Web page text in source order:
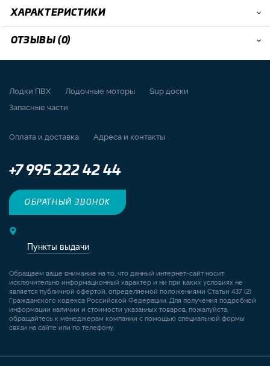
ХАРАКТЕРИСТИКИ
ОТЗЫВЫ (0)
Лодки ПВХ Лодочные моторы
Sup доски
Запасные части
Оплата и доставка Адреса и контакты
+7 995 222 42 44
ОБРАТНЫЙ ЗВОНОК
Пункты выдачи
Обращаем ваше внимание на то, что данный интернет-сайт носит
исключительно информационный характер и ни при каких условиях не
является публичной офертой, определяемой положениями Статьи 437 (2)
Гражданского кодекса Российской Федерации. Для получения подробной
информации наличии и стоимости указанных товаров, пожалуйста,
обращайтесь к менеджерам компании с помощью специальной формы
связи на сайте или по телефону.